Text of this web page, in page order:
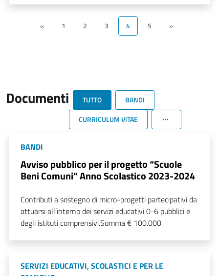
« 1 2 3 4 5 »
Documenti TUTTO
BANDI
CURRICULUM VITAE
BANDI
Avviso pubblico per il progetto “Scuole
Beni Comuni” Anno Scolastico 2023-2024
Contributi a sostegno di micro-progetti partecipativi da
attuarsi all’interno dei servizi educativi 0-6 pubblici e
degli istituti comprensivi.Somma € 100.000
SERVIZI EDUCATIVI, SCOLASTICI E PER LE